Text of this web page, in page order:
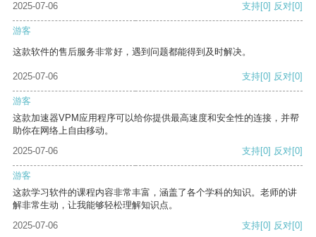
2025-07-06
支持[0] 反对[0]
游客
这款软件的售后服务非常好，遇到问题都能得到及时解决。
2025-07-06 支持[0] 反对[0]
游客
这款加速器VPM应用程序可以给你提供最高速度和安全性的连接，并帮
助你在网络上自由移动。
2025-07-06
支持[0] 反对[0]
游客
这款学习软件的课程内容非常丰富，涵盖了各个学科的知识。老师的讲
解非常生动，让我能够轻松理解知识点。
2025-07-06
支持[0] 反对[0]